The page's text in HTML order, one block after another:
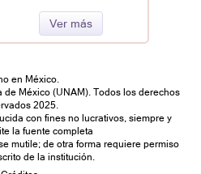
Ver más
en México.
México (UNAM). Todos los derechos
2025.
con fines no lucrativos, siempre y
la fuente completa
mutile; de otra forma requiere permiso
de la institución.